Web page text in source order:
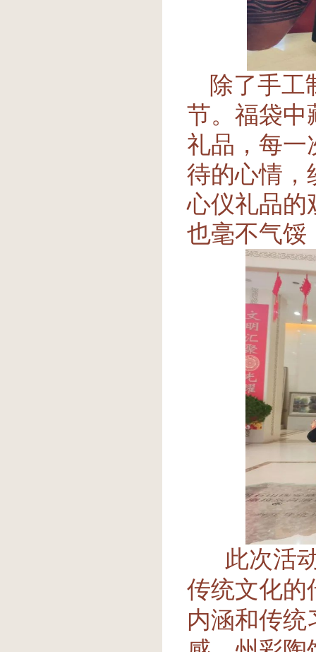
除了手工
节。福袋中
礼品，每一
待的心情，
心仪礼品的
也毫不气馁
此次活动
传统文化的
内涵和传统